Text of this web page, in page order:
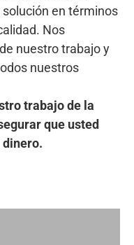
en términos
Nos
nuestro trabajo y
nuestros
trabajo de la
que usted